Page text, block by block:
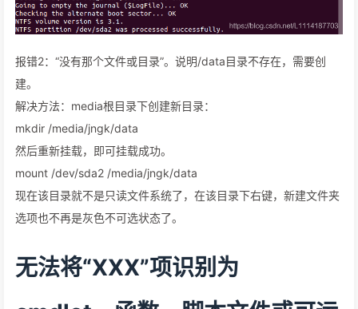
报错2：“没有那个文件或目录”。说明/data目录不存在，需要创
建。
解决方法：media根目录下创建新目录：
mkdir /media/jngk/data
然后重新挂载，即可挂载成功。
mount /dev/sda2 /media/jngk/data
现在该目录就不是只读文件系统了，在该目录下右键，新建文件夹
选项也不再是灰色不可选状态了。
无法将“XXX”项识别为